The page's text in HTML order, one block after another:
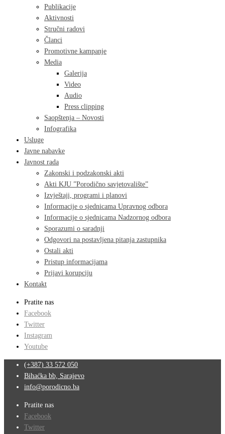
Publikacije
Aktivnosti
Stručni radovi
Članci
Promotivne kampanje
Media
Galerija
Video
Audio
Press clipping
Saopštenja – Novosti
Infografika
Usluge
Javne nabavke
Javnost rada
Zakonski i podzakonski akti
Akti KJU ”Porodično savjetovalište”
Izvještaji, programi i planovi
Informacije o sjednicama Upravnog odbora
Informacije o sjednicama Nadzornog odbora
Sporazumi o saradnji
Odgovori na postavljena pitanja zastupnika
Ostali akti
Pristup informacijama
Prijavi korupciju
Kontakt
Pratite nas
Facebook
Twitter
Instagram
Youtube
(+387) 33 572 050
Bihaćka bb, Sarajevo
info@porodicno.ba
Pratite nas
Facebook
Twitter